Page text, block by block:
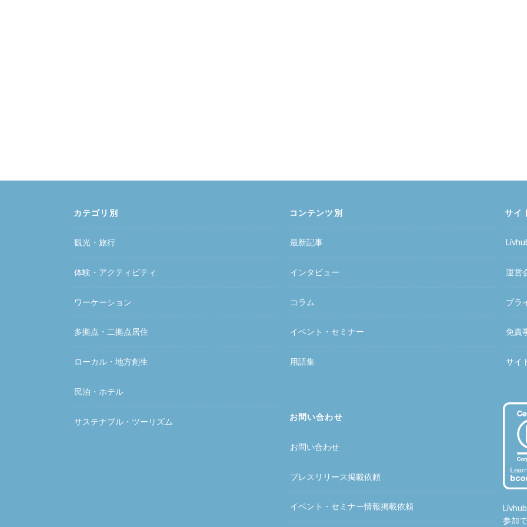
カテゴリ別
観光・旅行
体験・アクティビティ
ワーケーション
多拠点・二拠点居住
ローカル・地方創生
民泊・ホテル
サステナブル・ツーリズム
コンテンツ別
最新記事
インタビュー
コラム
イベント・セミナー
用語集
お問い合わせ
お問い合わせ
プレスリリース掲載依頼
イベント・セミナー情報掲載依頼
サイ
運営
プラ
免責
サイ
参加